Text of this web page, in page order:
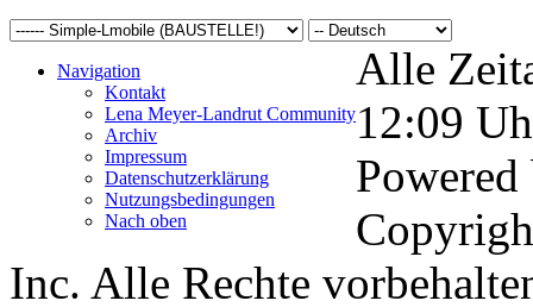
Navigation
Kontakt
Lena Meyer-Landrut Community
Archiv
Impressum
Datenschutzerklärung
Nutzungsbedingungen
Nach oben
Alle
12:09
Inc. Alle Rechte